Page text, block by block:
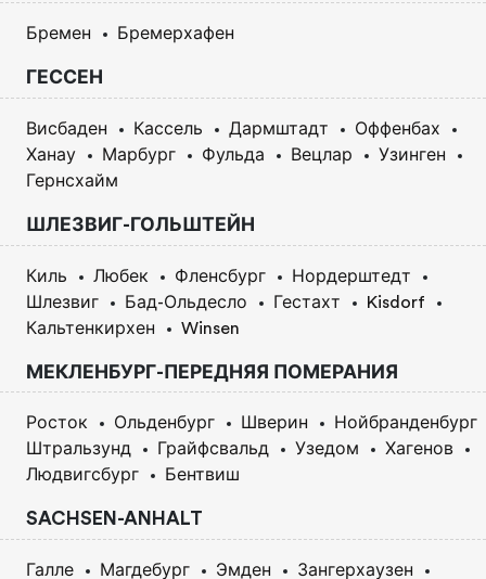
Бремен Бремерхафен
ГЕССЕН
Висбаден Кассель Дармштадт
Оффенбах
Ханау
Марбург Фульда Вецлар
Узинген
Гернсхайм
ШЛЕЗВИГ-ГОЛЬШТЕЙН
Киль Любек Фленсбург
Нордерштедт
Шлезвиг
Бад-Ольдесло Гестахт
Kisdorf
Кальтенкирхен
Winsen
МЕКЛЕНБУРГ-ПЕРЕДНЯЯ ПОМЕРАНИЯ
Росток Ольденбург Шверин
Нойбранденбург
Штральзунд
Грайфсвальд Узедом
Хагенов
Людвигсбург
Бентвиш
SACHSEN-ANHALT
Галле Магдебург Эмден Зангерхаузен